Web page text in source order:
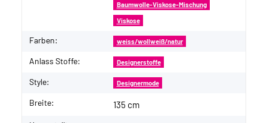
Baumwolle-Viskose-Mischung
Viskose
Farben: weiss/wollweiß/natur
Anlass Stoffe: Designerstoffe
Style: Designermode
Breite: 135 cm